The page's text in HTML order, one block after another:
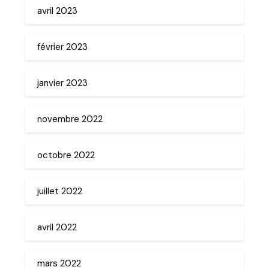
avril 2023
février 2023
janvier 2023
novembre 2022
octobre 2022
juillet 2022
avril 2022
mars 2022